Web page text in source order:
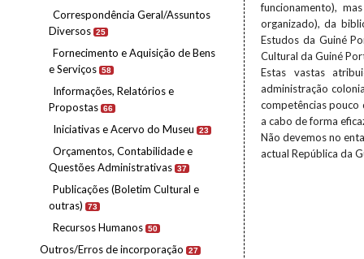
Correspondência Geral/Assuntos
Diversos 25
Fornecimento e Aquisição de Bens
e Serviços 58
Informações, Relatórios e
Propostas 66
Iniciativas e Acervo do Museu 23
Orçamentos, Contabilidade e
Questões Administrativas 37
Publicações (Boletim Cultural e
outras)
73
Recursos Humanos 50
Outros/Erros de incorporação 27
funcionamento),
organizado), da
Estudos da Guiné
Cultural da Guiné
Estas vastas
administração
competências pouco
a cabo de forma
Não devemos no
actual República da